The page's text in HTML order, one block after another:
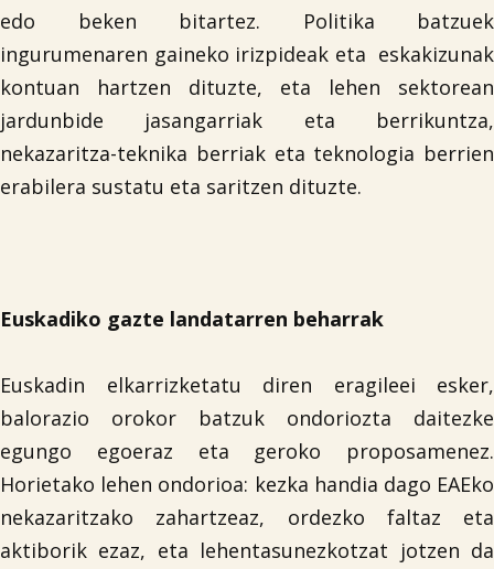
edo beken bitartez. Politika batzuek
ingurumenaren gaineko irizpideak eta eskakizunak
kontuan hartzen dituzte, eta lehen sektorean
jardunbide jasangarriak eta berrikuntza,
nekazaritza-teknika berriak eta teknologia berrien
erabilera sustatu eta saritzen dituzte.
Euskadiko gazte landatarren beharrak
Euskadin elkarrizketatu diren eragileei esker,
balorazio orokor batzuk ondoriozta daitezke
egungo egoeraz eta geroko proposamenez.
Horietako lehen ondorioa: kezka handia dago EAEko
nekazaritzako zahartzeaz, ordezko faltaz eta
aktiborik ezaz, eta lehentasunezkotzat jotzen da